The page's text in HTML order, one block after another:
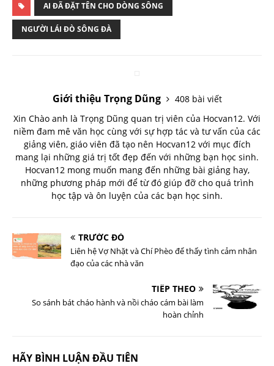
AI ĐÃ ĐẶT TÊN CHO DÒNG SÔNG
NGƯỜI LÁI ĐÒ SÔNG ĐÀ
Giới thiệu Trọng Dũng
408 bài viết
Xin Chào anh là Trọng Dũng quan trị viên của Hocvan12. Với
niềm đam mê văn học cùng với sự hợp tác và tư vấn của các
giảng viên, giáo viên đã tạo nên Hocvan12 với mục đích
mang lại những giá trị tốt đẹp đến với những bạn học sinh.
Hocvan12 mong muốn mang đến những bài giảng hay,
những phương pháp mới để từ đó giúp đỡ cho quá trình
học tập và ôn luyện của các bạn học sinh.
TRƯỚC ĐÓ
Liên hệ Vợ Nhặt và Chí Phèo để thấy tình cảm nhân
đạo của các nhà văn
TIẾP THEO
So sánh bát cháo hành và nồi cháo cám bài làm
hoàn chỉnh
HÃY BÌNH LUẬN ĐẦU TIÊN